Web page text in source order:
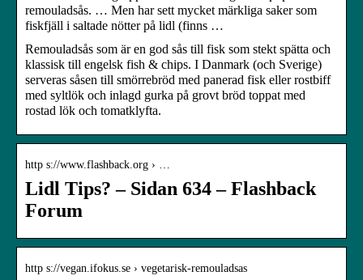
remouladsås. … Men har sett mycket märkliga saker som
fiskfjäll i saltade nötter på lidl (finns …
Remouladsås som är en god sås till fisk som stekt spätta och
klassisk till engelsk fish & chips. I Danmark (och Sverige)
serveras såsen till smörrebröd med panerad fisk eller rostbiff
med syltlök och inlagd gurka på grovt bröd toppat med
rostad lök och tomatklyfta.
http s://www.flashback.org › …
Lidl Tips? – Sidan 634 – Flashback
Forum
http s://vegan.ifokus.se › vegetarisk-remouladsas